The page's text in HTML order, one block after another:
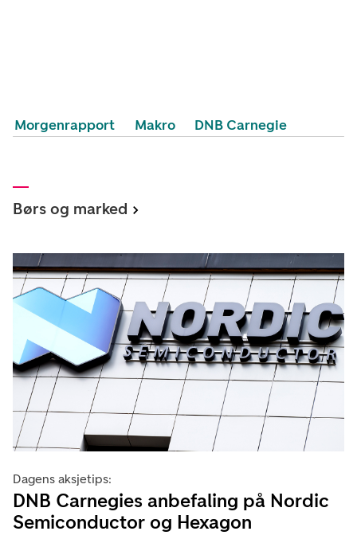
Morgenrapport Makro DNB Carnegie
Børs og marked
Dagens aksjetips:
DNB Carnegies anbefaling på Nordic
Semiconductor og Hexagon